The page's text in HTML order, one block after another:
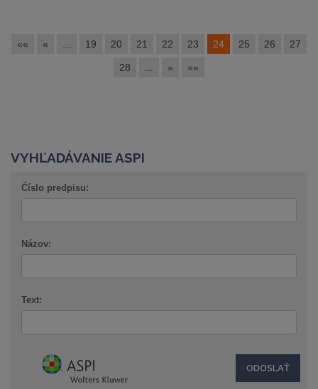
«« « 19 20 21 22 23 24 25 26 27
28 » »»
VYHĽADÁVANIE ASPI
Číslo predpisu:
Názov:
Text: